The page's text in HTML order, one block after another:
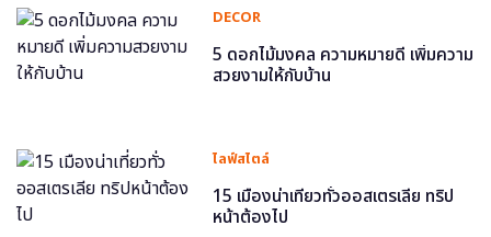
DECOR
5 ดอกไม้มงคล ความหมายดี เพิ่มความ
สวยงามให้กับบ้าน
ไลฟ์สไตล์
15 เมืองน่าเที่ยวทั่วออสเตรเลีย ทริป
หน้าต้องไป